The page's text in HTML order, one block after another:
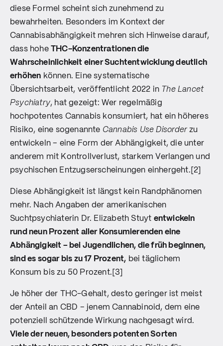
diese Formel scheint sich zunehmend zu
bewahrheiten. Besonders im Kontext der
Cannabisabhängigkeit mehren sich Hinweise darauf,
dass hohe
THC-Konzentrationen die
Wahrscheinlichkeit einer Suchtentwicklung deutlich
erhöhen können. Eine systematische
Übersichtsarbeit, veröffentlicht 2022 in The Lancet
Psychiatry, hat gezeigt: Wer regelmäßig
hochpotentes Cannabis konsumiert, hat ein höheres
Risiko, eine sogenannte Cannabis Use Disorder zu
entwickeln – eine Form der Abhängigkeit, die unter
anderem mit Kontrollverlust, starkem Verlangen und
psychischen Entzugserscheinungen einhergeht.[2]
Diese Abhängigkeit ist längst kein Randphänomen
mehr. Nach Angaben der amerikanischen
Suchtpsychiaterin Dr. Elizabeth Stuyt entwickeln
rund neun Prozent aller Konsumierenden eine
Abhängigkeit – bei Jugendlichen, die früh beginnen,
sind es sogar bis zu 17 Prozent, bei täglichem
Konsum bis zu 50 Prozent.[3]
Je höher der THC-Gehalt, desto geringer ist meist
der Anteil an CBD – jenem Cannabinoid, dem eine
potenziell schützende Wirkung nachgesagt wird.
Viele der neuen, besonders potenten Sorten